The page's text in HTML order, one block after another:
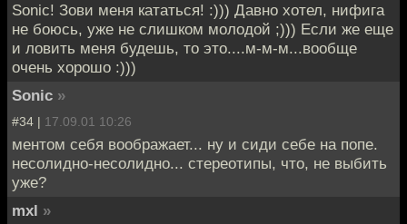
Sonic! Зови меня кататься! :))) Давно хотел, нифига
не боюсь, уже не слишком молодой ;))) Если же еще
и ловить меня будешь, то это....м-м-м...вообще
очень хорошо :)))
Sonic »
#34 | 17.09.01 10:26
ментом себя воображает... ну и сиди себе на попе.
несолидно-несолидно... стереотипы, что, не выбить
уже?
mxl »